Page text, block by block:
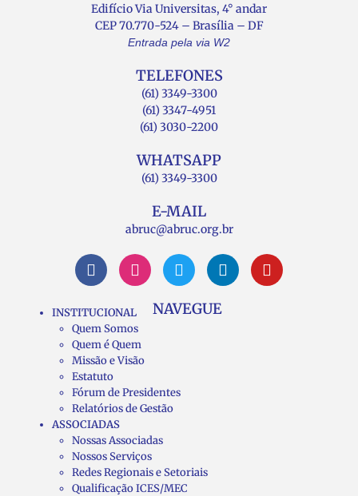
Edifício Via Universitas, 4° andar
CEP 70.770-524 – Brasília – DF
Entrada pela via W2
TELEFONES
(61) 3349-3300
(61) 3347-4951
(61) 3030-2200
WHATSAPP
(61) 3349-3300
E-MAIL
abruc@abruc.org.br
NAVEGUE
INSTITUCIONAL
Quem Somos
Quem é Quem
Missão e Visão
Estatuto
Fórum de Presidentes
Relatórios de Gestão
ASSOCIADAS
Nossas Associadas
Nossos Serviços
Redes Regionais e Setoriais
Qualificação ICES/MEC